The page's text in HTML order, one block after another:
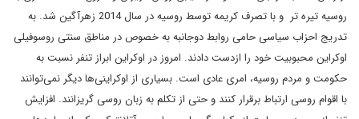
روسیه تیره تر و با تصرف کریمه توسط روسیه در سال 2014 زهرآگین شد. به
تدریج احزاب سیاسی حامی روابط دوجانبه به خصوص در مناطق سنتی روسوفیلی
اوکراین محبوبیت خود را ازدست دادند. امروز در اوکراین ابراز تنفر نسبت به
حکومت و مردم روسیه، امری عادی است. بسیاری از اوکراینی‌ها دیگر نمی‌توانند
با اقوام روسی ارتباط برقرار کنند و حتی از تکلم به زبان روسی گریزانند. افزایش